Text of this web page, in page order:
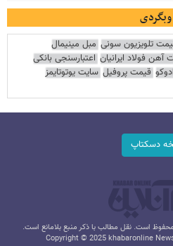
وبگردی
تلویزیون سونی مبل مینیمال
آهن فولاد ایرانیان اعتبارسنجی بانکی
قیمت پروفیل سایت یوتوتایمز
دسکتاپ
است. نقل مطالب با ذکر منبع بلامانع است.
Copyright © 2025 khabaronline